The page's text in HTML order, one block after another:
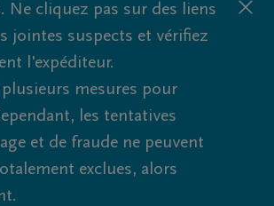
Ne cliquez pas sur des liens
jointes suspects et vérifiez
l'expéditeur.
mesures pour
les tentatives
et de fraude ne peuvent
exclues, alors